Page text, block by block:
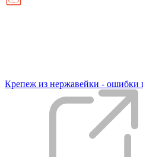
Крепеж из нержавейки - ошибки